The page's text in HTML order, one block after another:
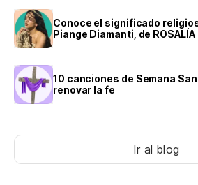
Conoce el significado
Piange Diamanti, de ROSALÍA
10 canciones de Semana
renovar la fe
Ir al blog